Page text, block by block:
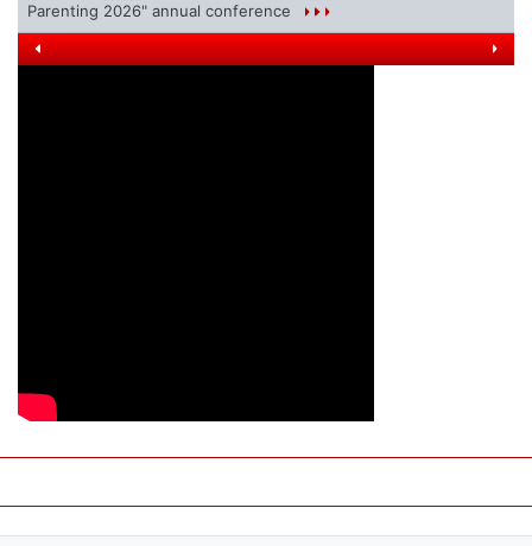
Parenting 2026" annual conference